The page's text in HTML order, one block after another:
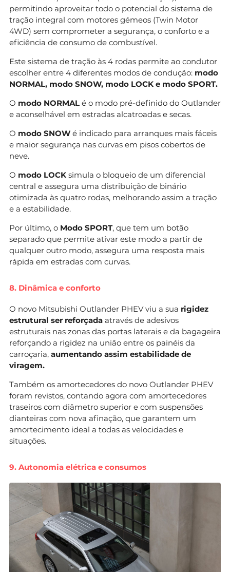
permitindo aproveitar todo o potencial do sistema de
tração integral com motores gémeos (Twin Motor
4WD) sem comprometer a segurança, o conforto e a
eficiência de consumo de combustível.
Este sistema de tração às 4 rodas permite ao condutor
escolher entre 4 diferentes modos de condução: modo
NORMAL, modo SNOW, modo LOCK e modo SPORT.
O modo NORMAL é o modo pré-definido do Outlander
e aconselhável em estradas alcatroadas e secas.
O modo SNOW é indicado para arranques mais fáceis
e maior segurança nas curvas em pisos cobertos de
neve.
O modo LOCK simula o bloqueio de um diferencial
central e assegura uma distribuição de binário
otimizada às quatro rodas, melhorando assim a tração
e a estabilidade.
Por último, o Modo SPORT, que tem um botão
separado que permite ativar este modo a partir de
qualquer outro modo, assegura uma resposta mais
rápida em estradas com curvas.
8. Dinâmica e conforto
O novo Mitsubishi Outlander PHEV viu a sua rigidez
estrutural ser reforçada através de adesivos
estruturais nas zonas das portas laterais e da bagageira
reforçando a rigidez na união entre os painéis da
carroçaria, aumentando assim estabilidade de
viragem.
Também os amortecedores do novo Outlander PHEV
foram revistos, contando agora com amortecedores
traseiros com diâmetro superior e com suspensões
dianteiras com nova afinação, que garantem um
amortecimento ideal a todas as velocidades e
situações.
9. Autonomia elétrica e consumos